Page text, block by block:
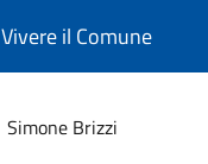
Vivere il Comune
Simone Brizzi